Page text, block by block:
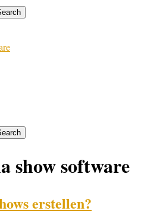
show software
erstellen?